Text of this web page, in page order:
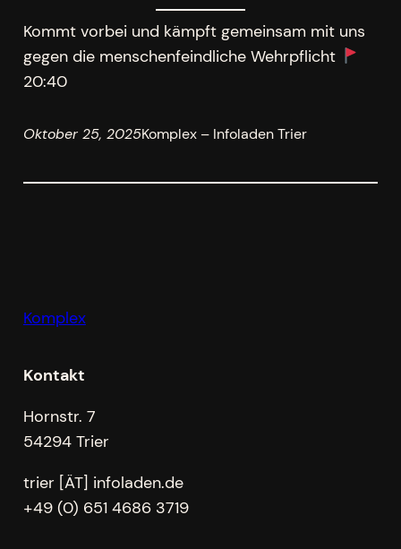
Kommt vorbei und kämpft gemeinsam mit uns
gegen die menschenfeindliche Wehrpflicht
20:40
Oktober 25, 2025Komplex – Infoladen Trier
Komplex
Kontakt
Hornstr. 7
54294 Trier
trier [ÄT] infoladen.de
+49 (0) 651 4686 3719